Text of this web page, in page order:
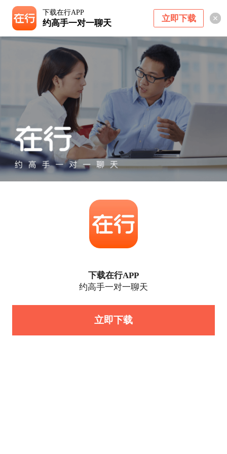
下载在行APP
约高手一对一聊天 立即下载
下载在行APP
约高手一对一聊天
立即下载